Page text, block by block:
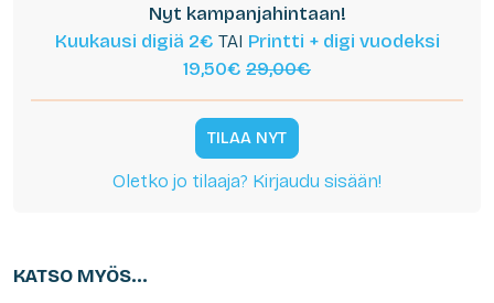
Nyt kampanjahintaan!
Kuukausi digiä 2€ TAI Printti + digi vuodeksi
19,50€ 29,00€
TILAA NYT
Oletko jo tilaaja? Kirjaudu sisään!
KATSO MYÖS...